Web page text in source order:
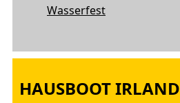
Wasserfest
HAUSBOOT IRLAND